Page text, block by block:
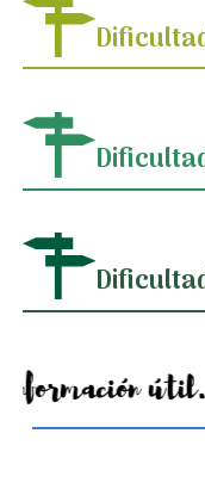
Información